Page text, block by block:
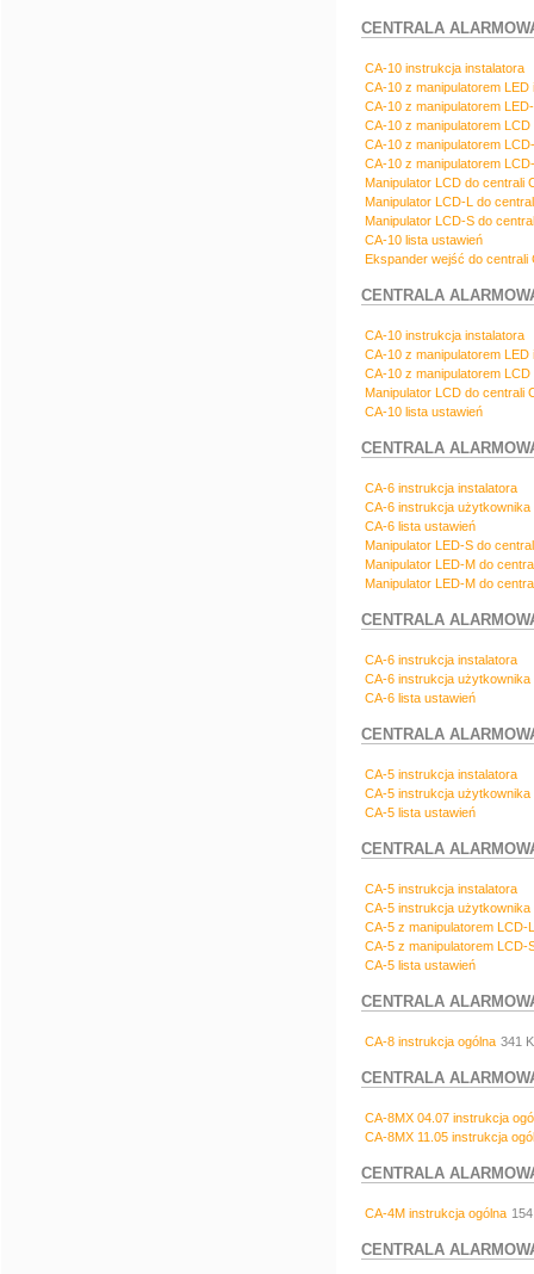
CENTRALA
CA-10 instrukcja instalatora
CA-10 z manipulatorem
CA-10 z manipulatorem
CA-10 z manipulatorem
CA-10 z manipulatorem
CA-10 z manipulatorem
Manipulator LCD do centrali
Manipulator LCD-L do
Manipulator LCD-S do
CA-10 lista ustawień
Ekspander wejść do centrali
CENTRALA
CA-10 instrukcja instalatora
CA-10 z manipulatorem
CA-10 z manipulatorem
Manipulator LCD do centrali
CA-10 lista ustawień
CENTRALA
CA-6 instrukcja instalatora
CA-6 instrukcja użytkownika
CA-6 lista ustawień
Manipulator LED-S do
Manipulator LED-M do
Manipulator LED-M do
CENTRALA
CA-6 instrukcja instalatora
CA-6 instrukcja użytkownika
CA-6 lista ustawień
CENTRALA
CA-5 instrukcja instalatora
CA-5 instrukcja użytkownika
CA-5 lista ustawień
CENTRALA
CA-5 instrukcja instalatora
CA-5 instrukcja użytkownika
CA-5 z manipulatorem
CA-5 z manipulatorem
CA-5 lista ustawień
CENTRALA
CA-8 instrukcja ogólna 341
CENTRALA
CA-8MX 04.07 instrukcja
CA-8MX 11.05 instrukcja
CENTRALA
CA-4M instrukcja ogólna
CENTRALA